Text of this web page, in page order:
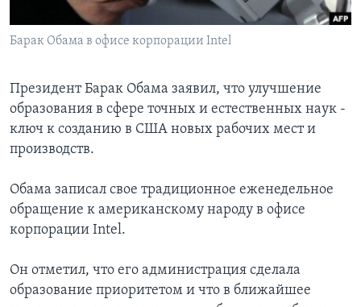
Learning English
Языки
Барак Обама в офисе корпорации Intel
Президент Барак Обама заявил, что улучшение
образования в сфере точных и естественных наук -
ключ к созданию в США новых рабочих мест и
производств.
Обама записал свое традиционное еженедельное
обращение к американскому народу в офисе
корпорации Intel.
Он отметил, что его администрация сделала
образование приоритетом и что в ближайшее